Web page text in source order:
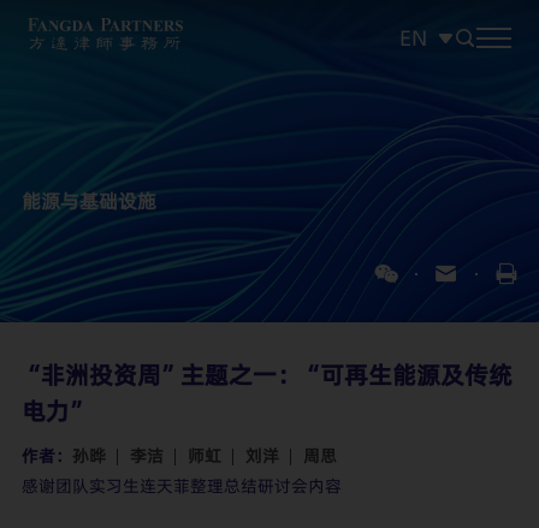
EN
日本語
能源与基础设施
“非洲投资周”主题之一：“可再生能源及传统
电力”
作者： 孙晔 李洁 师虹 刘洋
周思
感谢团队实习生连天菲整理总结研讨会内容